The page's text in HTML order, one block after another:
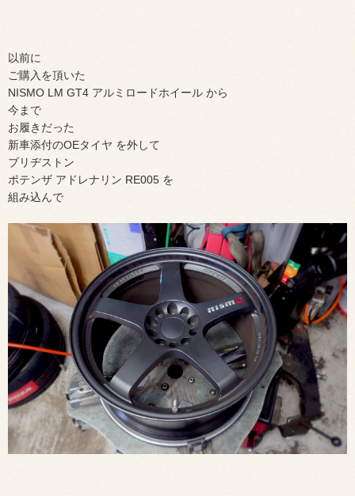
以前に
ご購入を頂いた
NISMO LM GT4 アルミロードホイール から
今まで
お履きだった
新車添付のOEタイヤ を外して
ブリヂストン
ポテンザ アドレナリン RE005 を
組み込んで